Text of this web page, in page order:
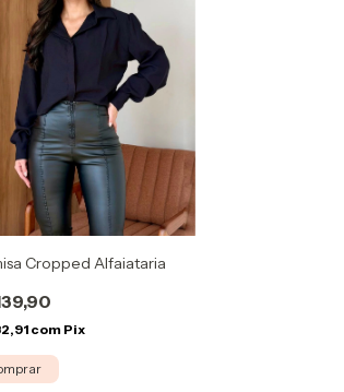
Cropped Alfaiataria
com Pix